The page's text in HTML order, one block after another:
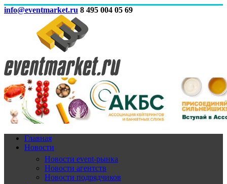
info@eventmarket.ru 8 495 004 05 69
Главная
Новости
Новости event-рынка
Новости агентств
Новости подрядчиков